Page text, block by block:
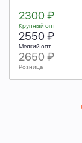
2300 ₽
Крупный опт
2550 ₽
Мелкий опт
2650 ₽
Розница